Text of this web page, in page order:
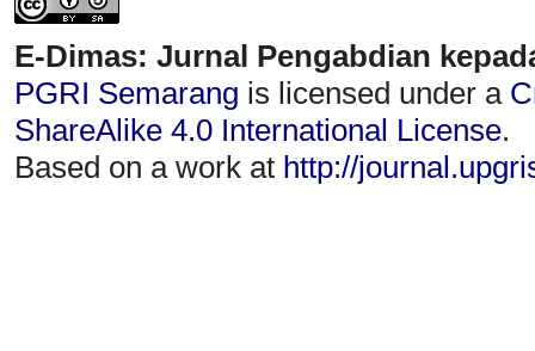
E-Dimas: Jurnal Pengabdian
PGRI Semarang is licensed under a
ShareAlike 4.0 International License.
Based on a work at http://